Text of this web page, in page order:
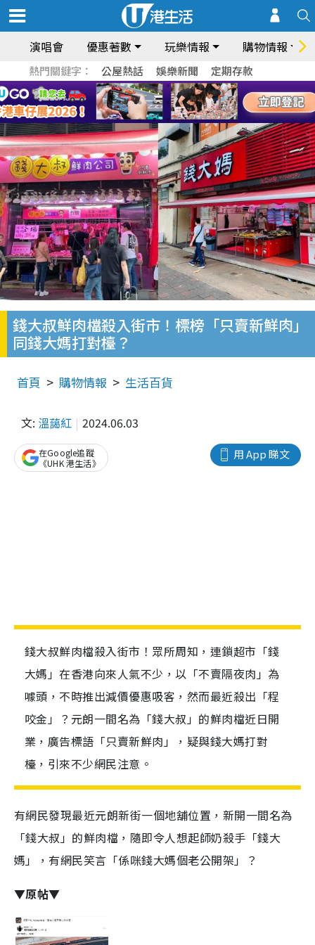
演唱會 優惠著數 玩樂情報 購物情報
熱門關鍵字： 公屋熱話 娛樂新聞 定期存款
錢大叔鮮肉檔殺入街市！標榜「只賣新鮮肉」
同錢大媽打對檯？
首頁 購物情報 生活百貨
文: 溫藹紅 2024.06.03
用 App 睇文
在Google追蹤
《UHK 港生活》
錢大叔鮮肉檔殺入街市！眾所周知，連鎖超市「錢
大媽」在香港向來人氣不少，以「不賣隔夜肉」為
噱頭，不時推出減價優惠吸客，然而最近殺出「程
咬金」？元朗一間名為「錢大叔」的鮮肉檔近日開
業，廣告標語「只賣新鮮肉」，疑與錢大媽打對
檯，引來不少網民注意。
有網民發現最近元朗新街一個地舖位置，新開一間名為
「錢大叔」的鮮肉檔，隨即令人想起師奶殺手「錢大
媽」，有網民笑言「係咪錢大媽個老公開架」？
▼原帖▼